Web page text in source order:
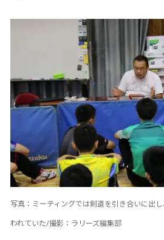
写真：ミーティングでは剣道を引き合いに出
われていた/撮影：ラリーズ編集部